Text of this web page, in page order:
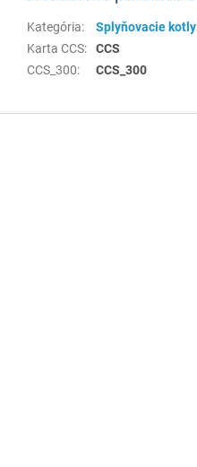
Kategória:
Splyňovacie kotly
Karta CCS:
CCS
CCS_300: CCS_300
Z